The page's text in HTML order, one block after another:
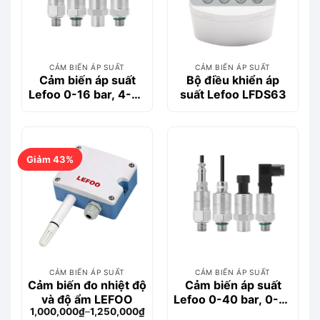
CẢM BIẾN ÁP SUẤT
Cảm biến áp suất
Lefoo 0-16 bar, 4-20
CẢM BIẾN ÁP SUẤT
Bộ điều khiển áp
suất Lefoo LFDS63
Giảm 43%
CẢM BIẾN ÁP SUẤT
Cảm biến đo nhiệt độ
và độ ẩm LEFOO
1,000,000₫–1,250,000₫
CẢM BIẾN ÁP SUẤT
Cảm biến áp suất
Lefoo 0-40 bar, 0-10